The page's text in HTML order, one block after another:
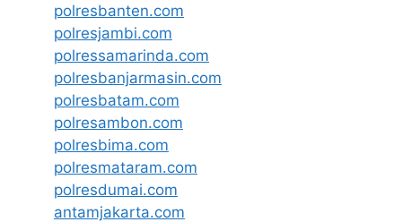
polresbanten.com
polresjambi.com
polressamarinda.com
polresbanjarmasin.com
polresbatam.com
polresambon.com
polresbima.com
polresmataram.com
polresdumai.com
antamjakarta.com